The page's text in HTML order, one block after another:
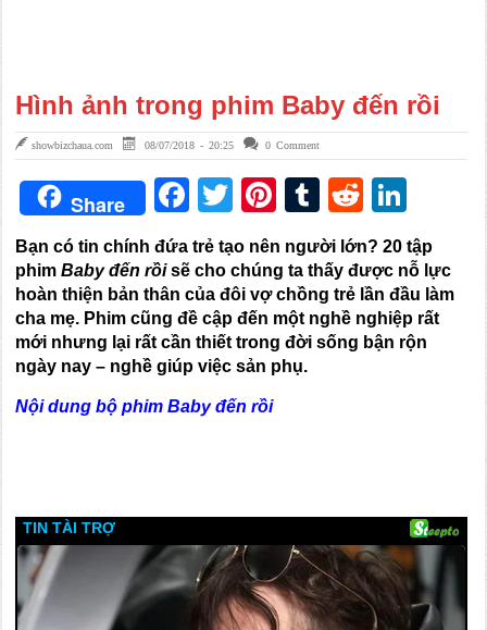
Hình ảnh trong phim Baby đến rồi
showbizchaua.com 08/07/2018 - 20:25 0 Comment
Share Facebook
TwitterPinterest
TumblrReddit
Bạn có tin chính đứa trẻ tạo nên người lớn? 20 tập
phimBaby đến rồisẽ cho chúng ta thấy được nỗ lực
hoàn thiện bản thân của đôi vợ chồng trẻ lần đầu làm
cha mẹ. Phim cũng đề cập đến một nghề nghiệp rất
mới nhưng lại rất cần thiết trong đời sống bận rộn
ngày nay – nghề giúp việc sản phụ.
Nội dung bộ phim Baby đến rồi